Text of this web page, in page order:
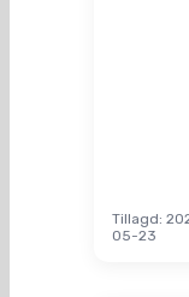
Tillagd:
05-23